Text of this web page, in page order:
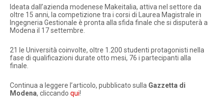
Ideata dall’azienda modenese Makeitalia, attiva nel settore da
oltre 15 anni, la competizione tra i corsi di Laurea Magistrale in
Ingegneria Gestionale è pronta alla sfida finale che si disputerà a
Modena il 17 settembre.
21 le Università coinvolte, oltre 1.200 studenti protagonisti nella
fase di qualificazioni durate otto mesi, 76 i partecipanti alla
finale.
Continua a leggere l’articolo, pubblicato sulla Gazzetta di
Modena, cliccando qui!